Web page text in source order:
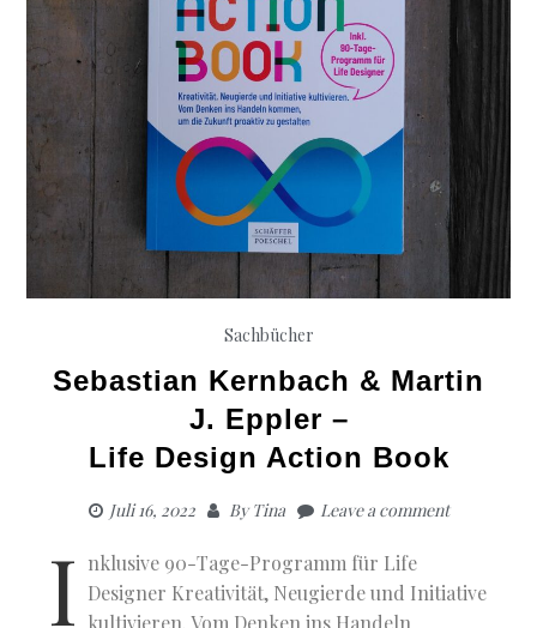
Sachbücher
Sebastian Kernbach & Martin
J. Eppler –
Life Design Action Book
Juli 16, 2022 ByTina Leave a comment
I nklusive 90-Tage-Programm für Life
Designer Kreativität, Neugierde und Initiative
kultivieren. Vom Denken ins Handeln